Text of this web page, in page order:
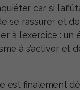
car si
se rassurer et
à l’exercice :
à s’activer
est finalement